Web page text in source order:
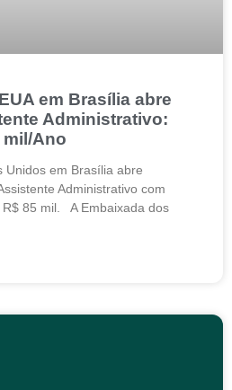
em Brasília abre
Administrativo:
mil/Ano
Unidos em Brasília abre
Administrativo com
85 mil. A Embaixada dos